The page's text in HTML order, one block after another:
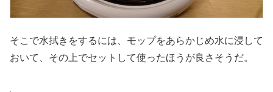
そこで水拭きをするには、モップをあらかじめ水に浸して
おいて、その上でセットして使ったほうが良さそうだ。